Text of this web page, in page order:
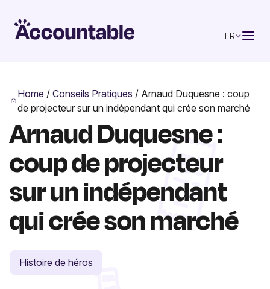
FR
Home / Conseils Pratiques / Arnaud Duquesne : coup
de projecteur sur un indépendant qui crée son marché
Arnaud Duquesne :
coup de projecteur
sur un indépendant
qui crée son marché
Histoire de héros